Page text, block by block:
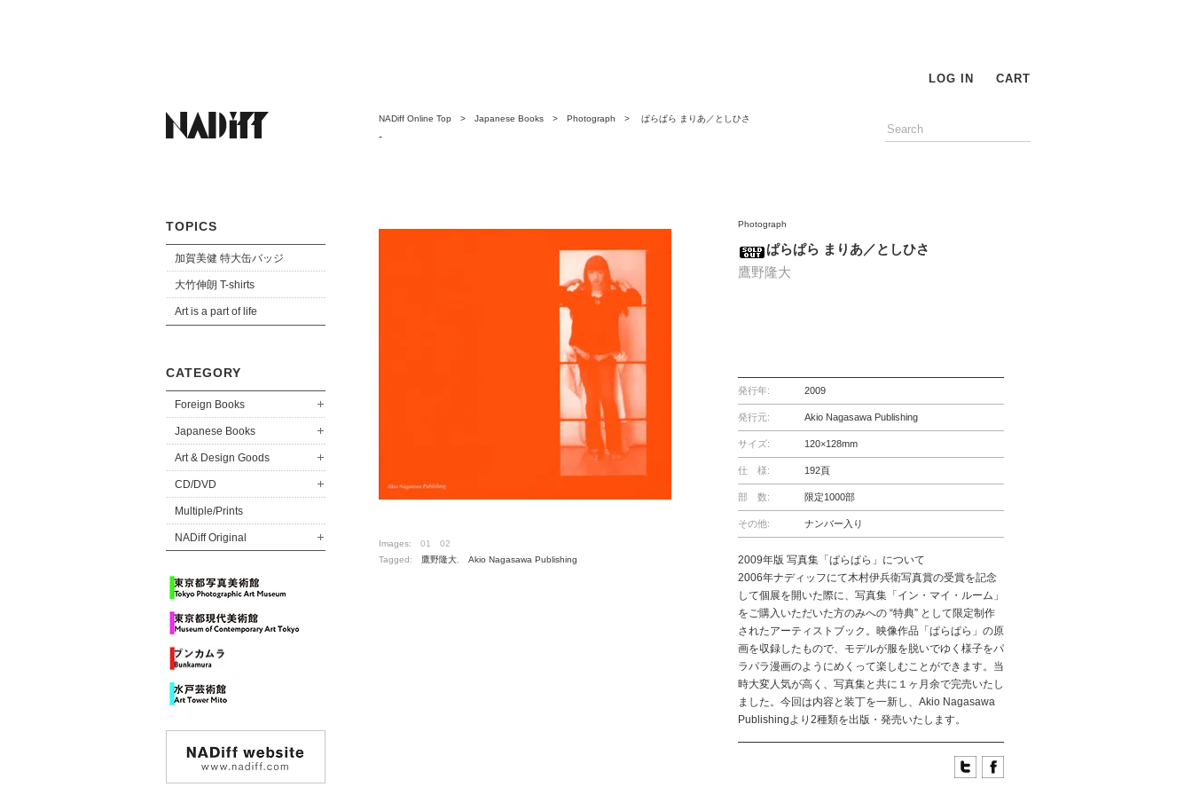
TOPICS
加賀美健 特大缶バッジ
大竹伸朗 T-shirts
Art is a part of life
CATEGORY
Foreign Books
Japanese Books
Art & Design Goods
CD/DVD
Multiple/Prints
NADiff Original
LOG IN CART
NADiff Online Top > Japanese Books > Photograph > ぱらぱら まりあ／としひさ
-
Images: 01
02
Tagged: 鷹野隆大 Akio Nagasawa Publishing
Photograph
ぱらぱら まりあ／としひさ
鷹野隆大
発行年: 2009
発行元: Akio Nagasawa Publishing
サイズ: 120×128mm
仕 様: 192頁
部 数: 限定1000部
その他: ナンバー入り
2009年版 写真集「ぱらぱら」について
2006年ナディッフにて木村伊兵衛写真賞の受賞を記念
して個展を開いた際に、写真集「イン・マイ・ルーム」
をご購入いただいた方のみへの “特典” として限定制作
されたアーティストブック。映像作品「ぱらぱら」の原
画を収録したもので、モデルが服を脱いでゆく様子をパ
ラパラ漫画のようにめくって楽しむことができます。当
時大変人気が高く、写真集と共に１ヶ月余で完売いたし
ました。今回は内容と装丁を一新し、Akio Nagasawa
Publishingより2種類を出版・発売いたします。